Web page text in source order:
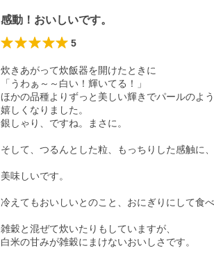
感動！おいしいです。
5
炊きあがって炊飯器を開けたときに
「うわぁ～～白い！輝いてる！」
ほかの品種よりずっと美しい輝きでパールのよ
嬉しくなりました。
銀しゃり、ですね。まさに。
そして、つるんとした粒、もっちりした感触に、
美味しいです。
冷えてもおいしいとのこと、おにぎりにして食
雑穀と混ぜて炊いたりもしていますが、
白米の甘みが雑穀にまけないおいしさです。